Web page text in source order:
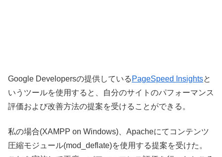
Google Developersの提供している PageSpeed Insightsと
いうツールを使用すると、自分のサイトのパフォーマンス
評価および改善方法の提案を受けることができる。
私の場合(XAMPP on Windows)、Apacheにてコンテンツ
圧縮モジュール(mod_deflate)を使用する提案を受けた。